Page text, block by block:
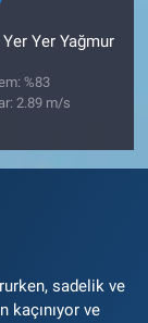
Yer Yer Yağmur
%83
2.89 m/s
sadelik ve
ve